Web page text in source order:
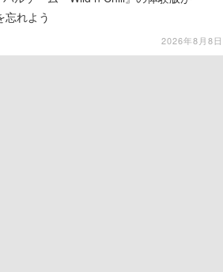
忘れよう
2026年8月8日